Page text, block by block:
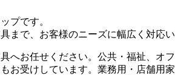
プです。
まで、お客様のニーズに幅広く対応い
へお任せください。公共・福祉、
お受けしています。業務用・店舗